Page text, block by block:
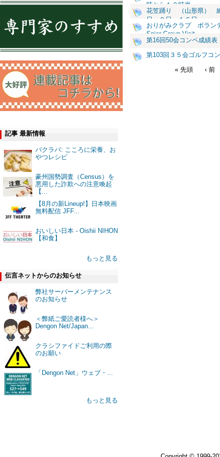
記事 最新情報
バクラバ: こころに栄養、お
やつレシピ
豪州国勢調査（Census）を
悪用した詐欺への注意喚起
【...
【8月の新Lineup!】日本映画
無料配信 JFF...
おいしい日本 - Oishii NIHON
【和食】
もっと見る
伝言ネットからのお知らせ
弊社サーバーメンテナンス
のお知らせ
＜弊紙ご愛読者様へ＞
Dengon Net/Japan...
クラシファイドご利用の際
のお願い
「Dengon Net」ウェブ・...
もっと見る
時から１２時半
花笠踊り （山形県）
日 ９日 １６日
おりがみクラブ ボラ
Snior Group Visit
第16回50会コンペ成績表
第103回３５会ゴルフコ
« 先頭
‹ 前